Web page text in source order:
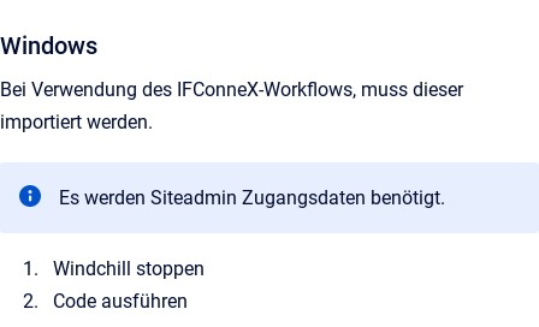
Windows
Bei Verwendung des IFConneX-Workflows, muss dieser
importiert werden.
Es werden Siteadmin Zugangsdaten benötigt.
Windchill stoppen
Code ausführen